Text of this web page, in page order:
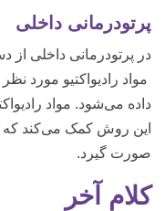
پرتودرمانی داخلی
در پرتودرمانی داخلی از
مواد رادیواکتیو مورد
داده می‌شود. مواد
این روش کمک می‌کند
صورت گیرد.
کلام آخر